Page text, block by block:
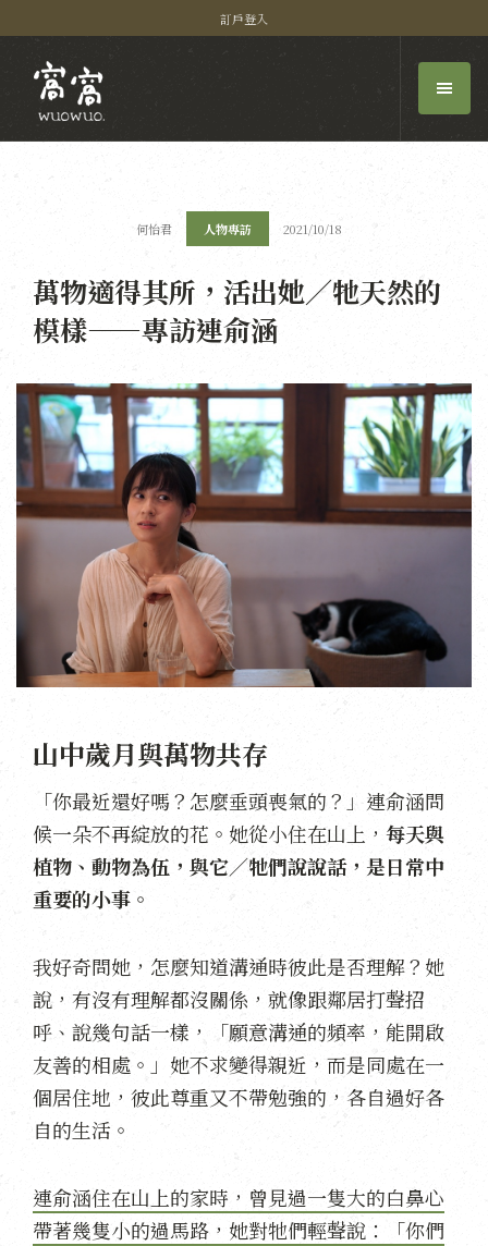
訂戶登入
何怡君 人物專訪 2021/10/18
萬物適得其所，活出她／牠天然的
模樣——專訪連俞涵
山中歲月與萬物共存
「你最近還好嗎？怎麼垂頭喪氣的？」連俞涵問
候一朵不再綻放的花。她從小住在山上， 每天與
植物、動物為伍，與它／牠們說說話，是日常中
重要的小事。
我好奇問她，怎麼知道溝通時彼此是否理解？她
說，有沒有理解都沒關係，就像跟鄰居打聲招
呼、說幾句話一樣，「願意溝通的頻率，能開啟
友善的相處。」她不求變得親近，而是同處在一
個居住地，彼此尊重又不帶勉強的，各自過好各
自的生活。
連俞涵住在山上的家時，曾見過一隻大的白鼻心
帶著幾隻小的過馬路，她對牠們輕聲說：「你們